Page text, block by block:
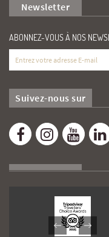
Newsletter
ABONNEZ-VOUS À NOS
Suivez-nous sur